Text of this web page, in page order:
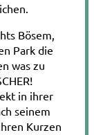
Bösem,
Park die
was zu
in ihrer
seinem
Kurzen